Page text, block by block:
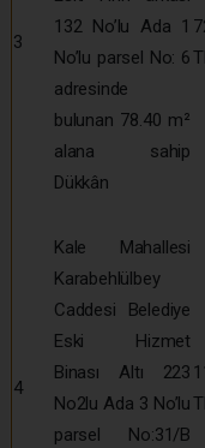
3
132 No’lu Ada 1
No’lu parsel No: 6
adresinde
bulunan 78.40 m²
alana sahip
Dükkân
4
Kale Mahallesi
Karabehlülbey
Caddesi Belediye
Eski Hizmet
Binası Altı 223
No2lu Ada 3 No’lu
parsel No:31/B